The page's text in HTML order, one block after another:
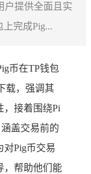
户提供全面且实
完成Pig...
币在TP钱包
载，强调其
，接着围绕Pi
盖交易前的
对Pig币交易
，帮助他们能